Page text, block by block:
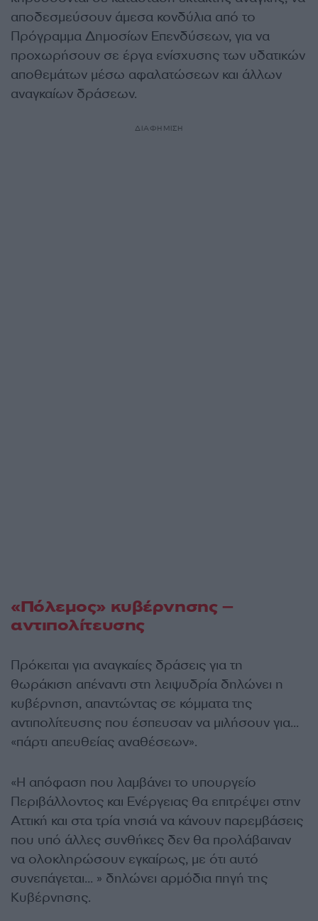
αποδεσμεύσουν άμεσα κονδύλια από το
Πρόγραμμα Δημοσίων Επενδύσεων, για να
προχωρήσουν σε έργα ενίσχυσης των υδατικών
αποθεμάτων μέσω αφαλατώσεων και άλλων
αναγκαίων δράσεων.
ΔΙΑΦΗΜΙΣΗ
«Πόλεμος» κυβέρνησης –
αντιπολίτευσης
Πρόκειται για αναγκαίες δράσεις για τη
θωράκιση απέναντι στη λειψυδρία δηλώνει η
κυβέρνηση, απαντώντας σε κόμματα της
αντιπολίτευσης που έσπευσαν να μιλήσουν για…
«πάρτι απευθείας αναθέσεων».
«Η απόφαση που λαμβάνει το υπουργείο
Περιβάλλοντος και Ενέργειας θα επιτρέψει στην
Αττική και στα τρία νησιά να κάνουν παρεμβάσεις
που υπό άλλες συνθήκες δεν θα προλάβαιναν
να ολοκληρώσουν εγκαίρως, με ότι αυτό
συνεπάγεται… » δηλώνει αρμόδια πηγή της
Κυβέρνησης.